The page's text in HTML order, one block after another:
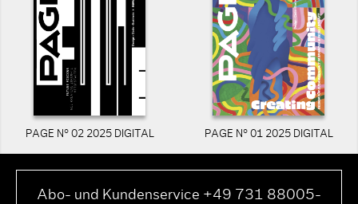
PAGE N° 02 2025 DIGITAL PAGE N° 01 2025 DIGITAL
Abo- und Kundenservice +49 731 88005-